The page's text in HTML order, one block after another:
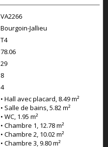
VA2266
Bourgoin-Jallieu
T4
78.06
29
8
4
• Hall avec placard, 8.49 m²
• Salle de bains, 5.82 m²
• WC, 1.95 m²
• Chambre 1, 12.78 m²
• Chambre 2, 10.02 m²
• Chambre 3, 9.80 m²